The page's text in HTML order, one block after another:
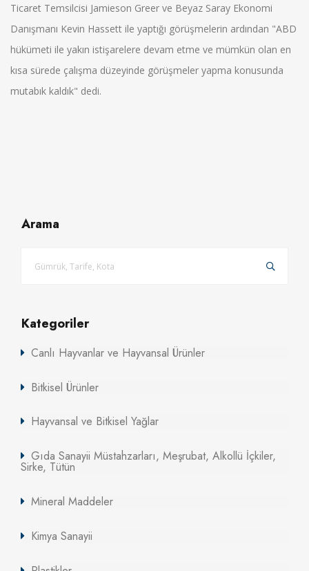
Ticaret Temsilcisi Jamieson Greer ve Beyaz Saray Ekonomi
Danışmanı Kevin Hassett ile yaptığı görüşmelerin ardından "ABD
hükümeti ile yakın istişarelere devam etme ve mümkün olan en
kısa sürede çalışma düzeyinde görüşmeler yapma konusunda
mutabık kaldık" dedi.
Arama
Kategoriler
Canlı Hayvanlar ve Hayvansal Ürünler
Bitkisel Ürünler
Hayvansal ve Bitkisel Yağlar
Gıda Sanayii Müstahzarları, Meşrubat, Alkollü İçkiler,
Sirke, Tütün
Mineral Maddeler
Kimya Sanayii